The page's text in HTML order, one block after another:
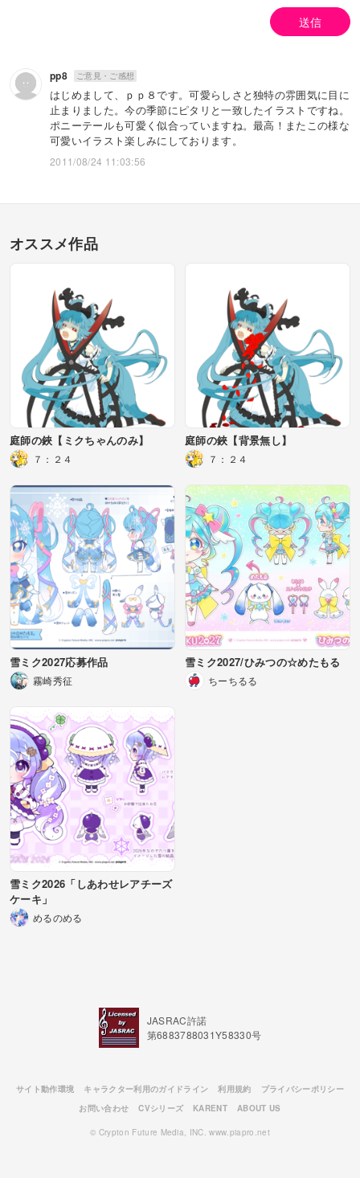
送信
pp8 ご意見・ご感想
はじめまして、ｐｐ８です。可愛らしさと独特の雰囲気に目に
止まりました。今の季節にピタリと一致したイラストですね。
ポニーテールも可愛く似合っていますね。最高！またこの様な
可愛いイラスト楽しみにしております。
2011/08/24 11:03:56
オススメ作品
庭師の鋏【ミクちゃんのみ】
７：２４
庭師の鋏【背景無し】
７：２４
雪ミク2027応募作品
霧崎秀征
雪ミク2027/ひみつの☆めたもる
ちーちるる
雪ミク2026「しあわせレアチーズ
ケーキ」
めるのめる
JASRAC許諾
第6883788031Y58330号
サイト動作環境 キャラクター利用のガイドライン 利用規約
プライバシーポリシー
お問い合わせ
CVシリーズ KARENT ABOUT US
© Crypton Future Media, INC. www.piapro.net